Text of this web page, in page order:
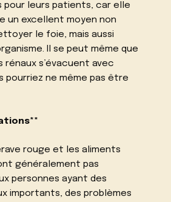
pour leurs patients, car elle
un excellent moyen non
le foie, mais aussi
Il se peut même que
s’évacuent avec
pourriez ne même pas être
rouge et les aliments
généralement pas
personnes ayant des
importants, des problèmes